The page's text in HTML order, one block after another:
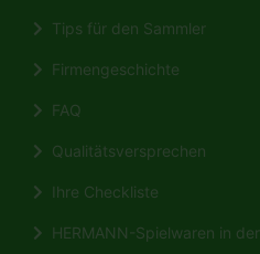
Tips für den Sammler
Firmengeschichte
FAQ
Qualitätsversprechen
Ihre Checkliste
HERMANN-Spielwaren in